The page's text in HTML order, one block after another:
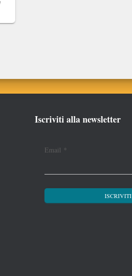
Iscriviti alla newsletter
Email *